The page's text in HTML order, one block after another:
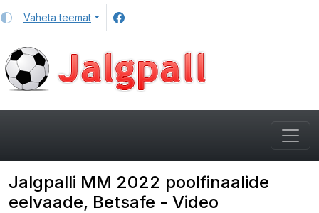
Vaheta teemat
Jalgpalli MM 2022 poolfinaalide
eelvaade, Betsafe - Video